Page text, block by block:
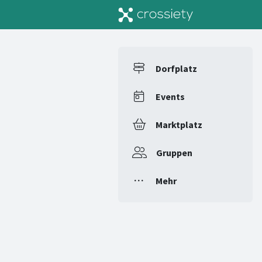
Dorfplatz
Events
Marktplatz
Gruppen
Mehr